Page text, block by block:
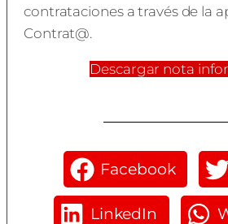
contrataciones a través de la
Contrat@.
Descargar nota
Facebook
LinkedIn